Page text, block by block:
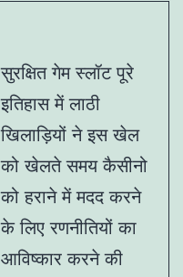
सुरक्षित गेम स्लॉट पूरे
इतिहास में लाठी
खिलाड़ियों ने इस खेल
को खेलते समय कैसीनो
को हराने में मदद करने
के लिए रणनीतियों का
आविष्कार करने की